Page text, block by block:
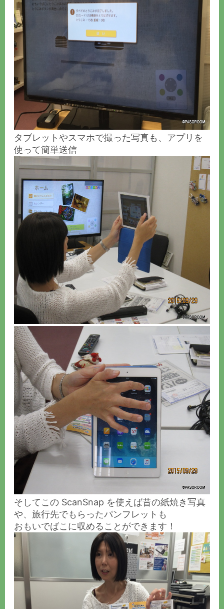
タブレットやスマホで撮った写真も、アプリを
使って簡単送信
そしてこの ScanSnap を使えば昔の紙焼き写真
や、旅行先でもらったパンフレットも
おもいでばこに収めることができます！